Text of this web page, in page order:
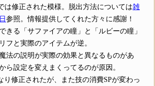
では修正された模様。脱出方法については雑
参照。情報提供してくれた方々に感謝！
きる「サファイアの瞳」と「ルビーの瞳」
フと実際のアイテムが逆。
法の説明が実際の効果と異なるものがあ
ら設定を変えまくってるのが原因。
り修正されたが、また技の消費SPが変わっ